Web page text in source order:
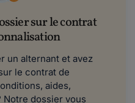
sur le contrat
un alternant et avez
le contrat de
aides,
Notre dossier vous